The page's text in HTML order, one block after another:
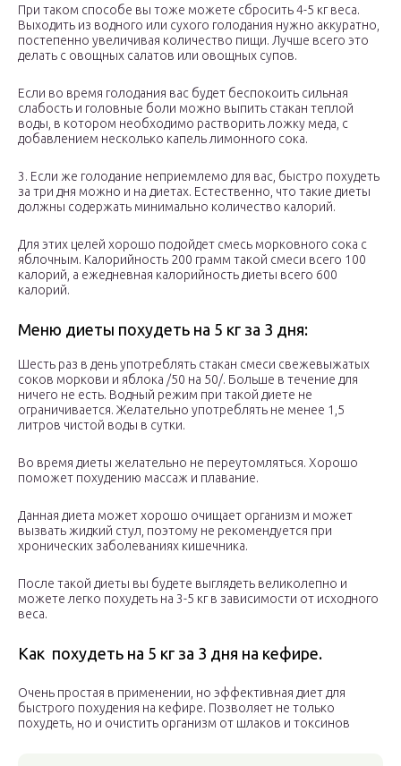
При таком способе вы тоже можете сбросить 4-5 кг веса.
Выходить из водного или сухого голодания нужно аккуратно,
постепенно увеличивая количество пищи. Лучше всего это
делать с овощных салатов или овощных супов.
Если во время голодания вас будет беспокоить сильная
слабость и головные боли можно выпить стакан теплой
воды, в котором необходимо растворить ложку меда, с
добавлением несколько капель лимонного сока.
3. Если же голодание неприемлемо для вас, быстро похудеть
за три дня можно и на диетах. Естественно, что такие диеты
должны содержать минимально количество калорий.
Для этих целей хорошо подойдет смесь морковного сока с
яблочным. Калорийность 200 грамм такой смеси всего 100
калорий, а ежедневная калорийность диеты всего 600
калорий.
Меню диеты похудеть на 5 кг за 3 дня:
Шесть раз в день употреблять стакан смеси свежевыжатых
соков моркови и яблока /50 на 50/. Больше в течение для
ничего не есть. Водный режим при такой диете не
ограничивается. Желательно употреблять не менее 1,5
литров чистой воды в сутки.
Во время диеты желательно не переутомляться. Хорошо
поможет похудению массаж и плавание.
Данная диета может хорошо очищает организм и может
вызвать жидкий стул, поэтому не рекомендуется при
хронических заболеваниях кишечника.
После такой диеты вы будете выглядеть великолепно и
можете легко похудеть на 3-5 кг в зависимости от исходного
веса.
Как похудеть на 5 кг за 3 дня на кефире.
Очень простая в применении, но эффективная диет для
быстрого похудения на кефире. Позволяет не только
похудеть, но и очистить организм от шлаков и токсинов